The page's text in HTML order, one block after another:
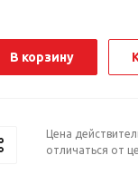
В корзину
Цена
отличаться от